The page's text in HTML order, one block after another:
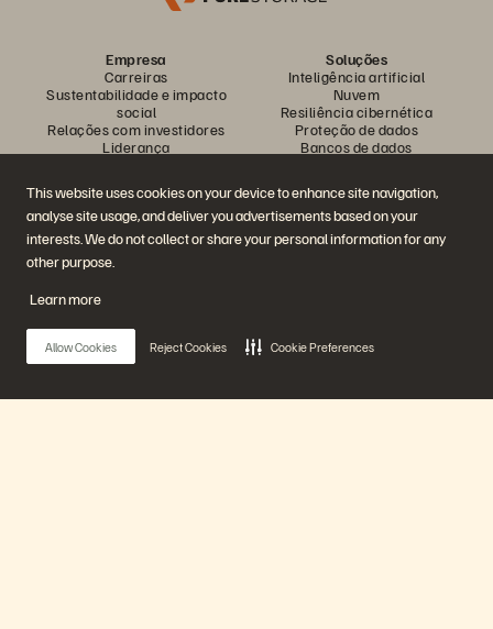
This website uses cookies on your device to enhance site navigation,
analyse site usage, and deliver you advertisements based on your
interests. We do not collect or share your personal information for any
other purpose.
Learn more
Allow Cookies Reject Cookies Cookie Preferences
Empresa
Carreiras
Sustentabilidade e impacto
social
Relações com investidores
Liderança
Soluções
Inteligência artificial
Nuvem
Resiliência cibernética
Proteção de dados
Bancos de dados
Virtualização
Setores
Plataforma e produtos
A plataforma Everpure
FlashArray
FlashBlade//EXA
Enterprise File
Parceiros